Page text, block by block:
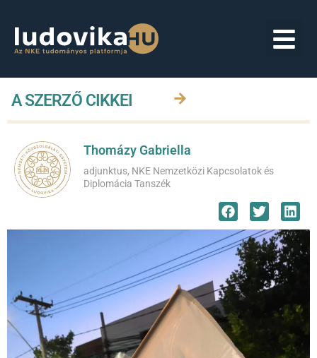
A SZERZŐ CIKKEI
Thomázy Gabriella
adjunktus, NKE Nemzetközi Kapcsolatok és
Diplomácia Tanszék